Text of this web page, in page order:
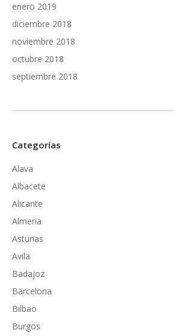
enero 2019
diciembre 2018
noviembre 2018
octubre 2018
septiembre 2018
Categorías
Alava
Albacete
Alicante
Almeria
Asturias
Avila
Badajoz
Barcelona
Bilbao
Burgos